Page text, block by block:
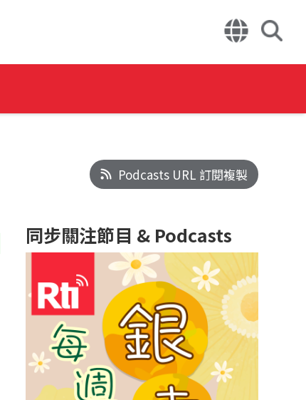
Podcasts URL 訂閱複製
同步關注節目 & Podcasts